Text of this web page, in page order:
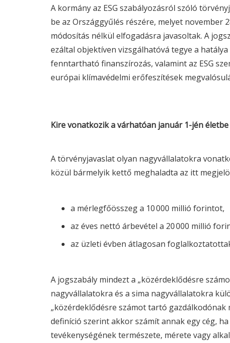
A kormány az ESG szabályozásról szóló
be az Országgyűlés részére, melyet november
módosítás nélkül elfogadásra javasoltak. A
ezáltal objektíven vizsgálhatóvá tegye a
fenntartható finanszírozás, valamint az ESG
európai klímavédelmi erőfeszítések
Kire vonatkozik a várhatóan január 1-jén
A törvényjavaslat olyan nagyvállalatokra
közül bármelyik kettő meghaladta az itt
a mérlegfőösszeg a 10 000 millió forintot,
az éves nettó árbevétel a 20 000 millió
az üzleti évben átlagosan
A jogszabály mindezt a „közérdeklődésre
nagyvállalatokra és a sima nagyvállalatokra
„közérdeklődésre számot tartó gazdálkodónak
definíció szerint akkor számít annak egy cég,
tevékenységének természete, mérete vagy